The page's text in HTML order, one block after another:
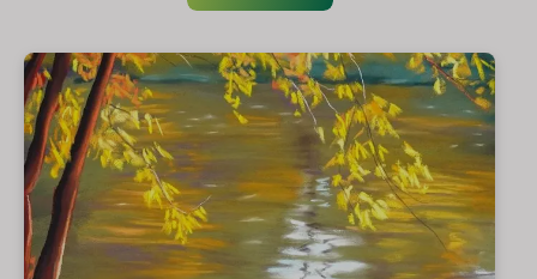
les
au
pastel
sec